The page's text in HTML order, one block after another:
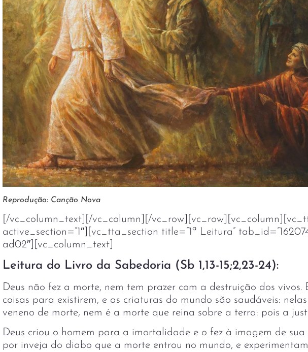
Reprodução: Canção Nova
[/vc_column_text][/vc_column][/
active_section=”1″][vc_tta_section title=”1ª Leitura”
ad02″][vc_column_text]
Leitura do Livro da Sabedoria (Sb 1,13-15;2,23-24):
Deus não fez a morte, nem tem prazer com a destruição dos vivos.
coisas para existirem, e as criaturas do mundo são saudáveis:
veneno de morte, nem é a morte que reina sobre a terra: pois a
Deus criou o homem para a imortalidade e o fez à imagem de
por inveja do diabo que a morte entrou no mundo, e